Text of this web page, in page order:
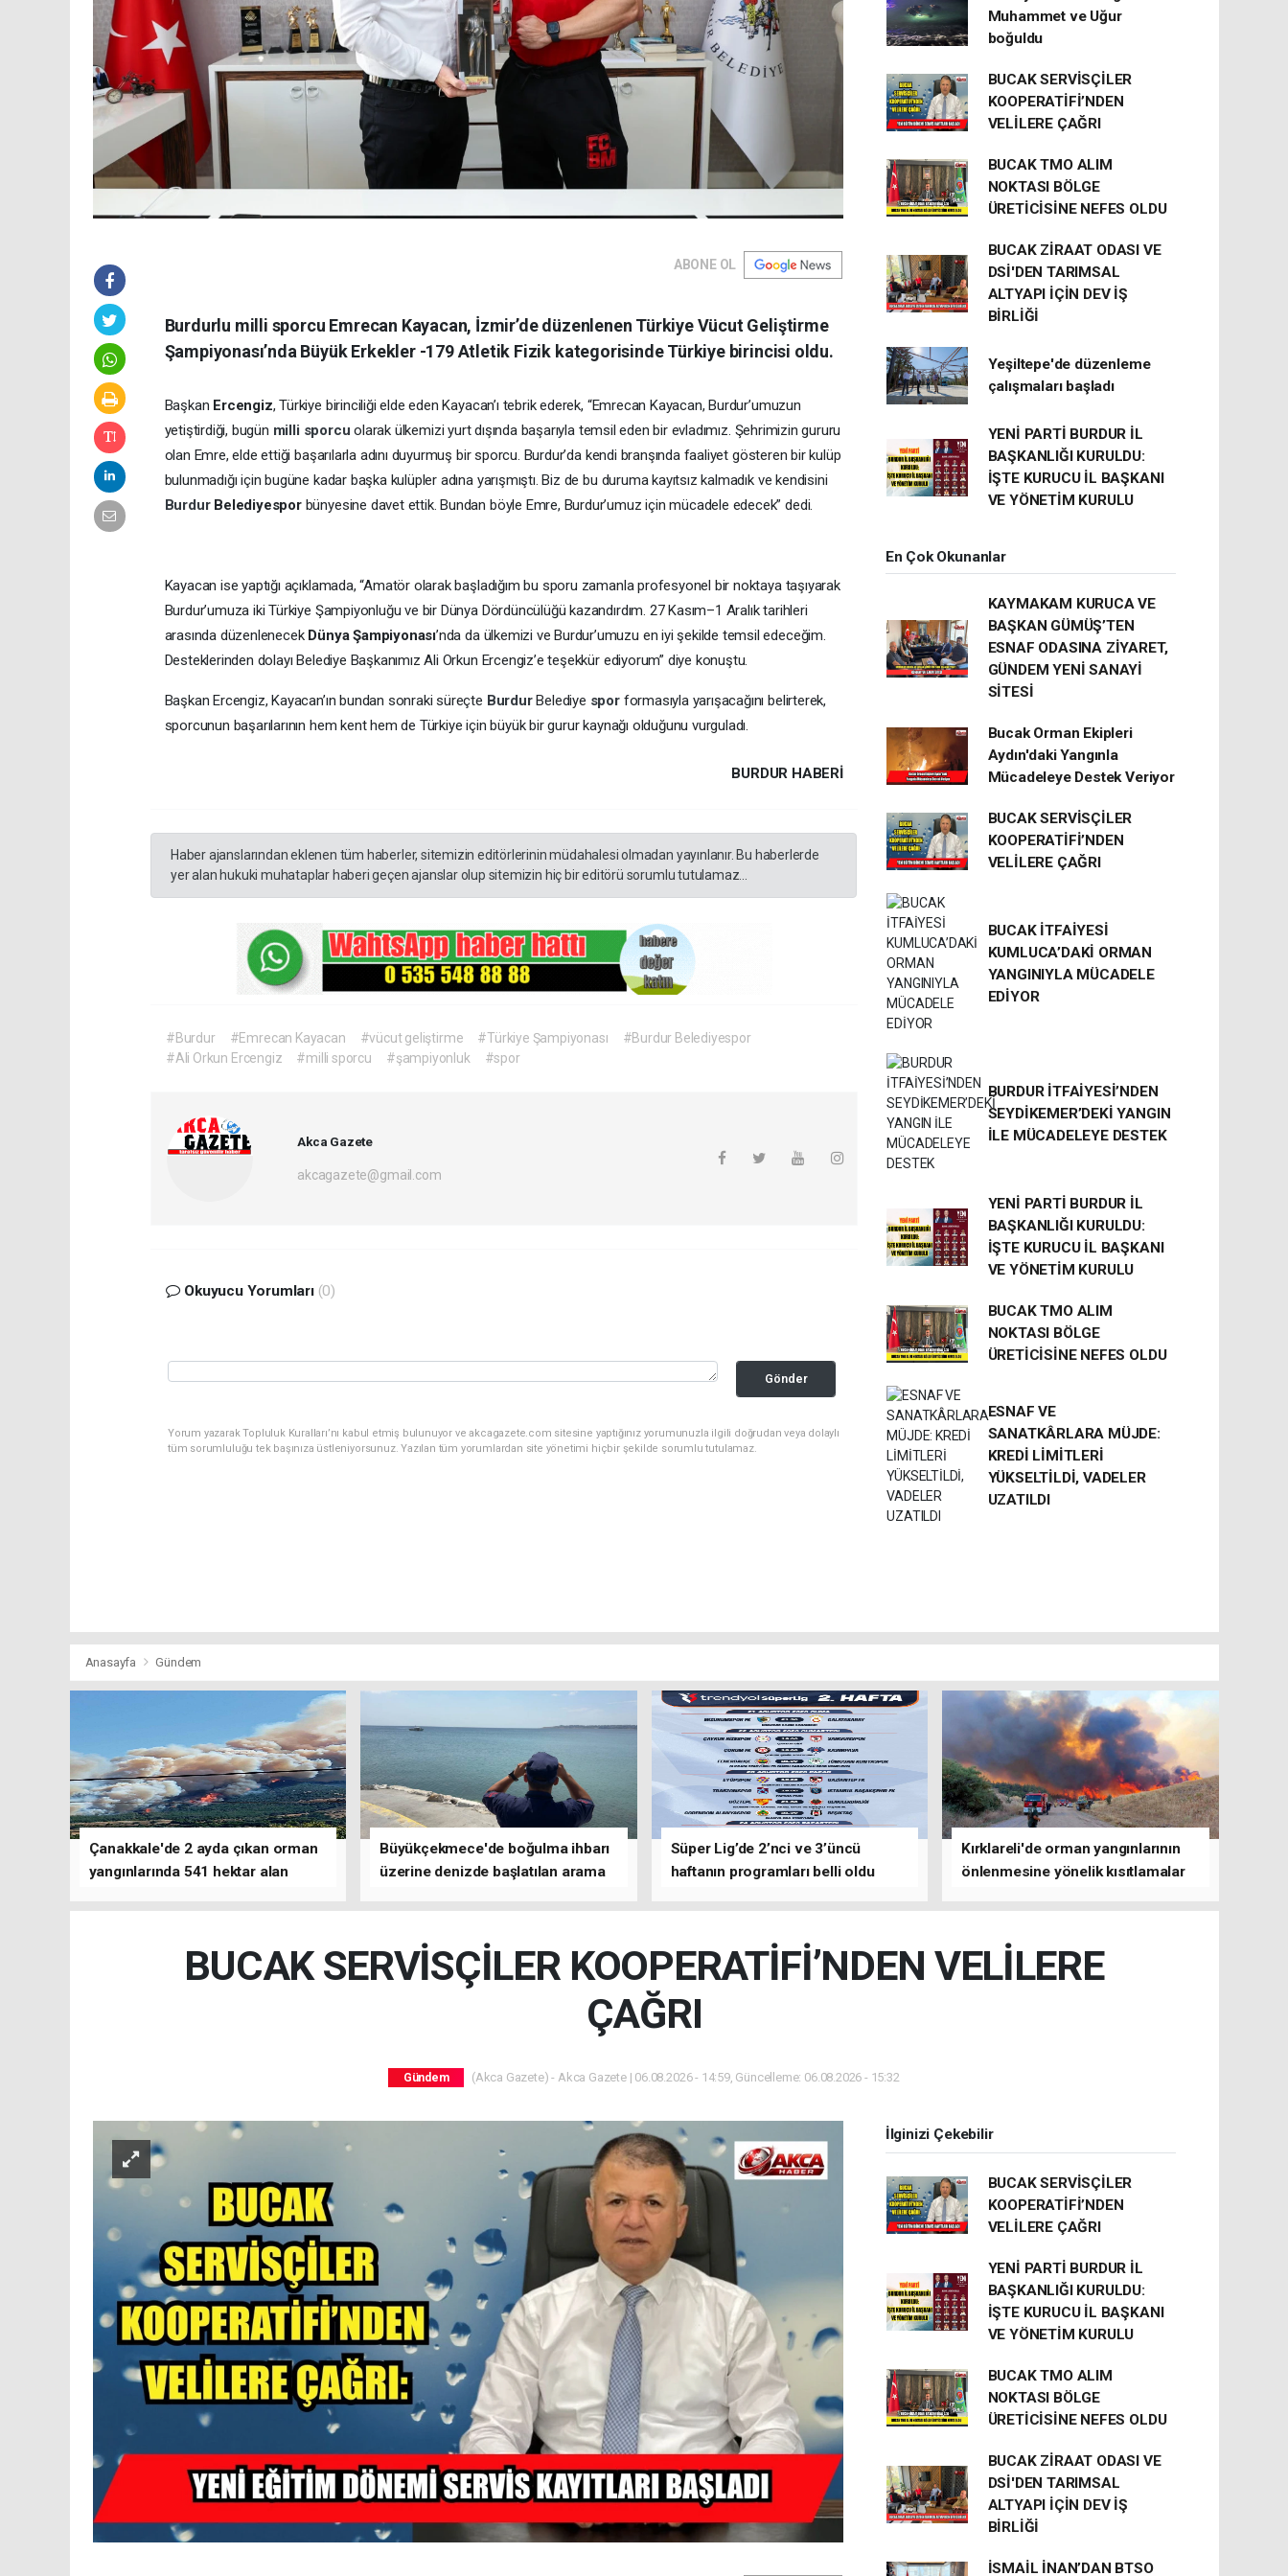
ABONE OL
Burdurlu milli sporcu Emrecan Kayacan, İzmir’de düzenlenen Türkiye Vücut Geliştirme
Şampiyonası’nda Büyük Erkekler -179 Atletik Fizik kategorisinde Türkiye birincisi oldu.
Başkan Ercengiz, Türkiye birinciliği elde eden Kayacan’ı tebrik ederek, “Emrecan Kayacan, Burdur’umuzun
yetiştirdiği, bugün milli sporcuolarak ülkemizi yurt dışında başarıyla temsil eden bir evladımız. Şehrimizin gururu
olan Emre, elde ettiği başarılarla adını duyurmuş bir sporcu. Burdur’da kendi branşında faaliyet gösteren bir kulüp
bulunmadığı için bugüne kadar başka kulüpler adına yarışmıştı. Biz de bu duruma kayıtsız kalmadık ve kendisini
Burdur Belediyesporbünyesine davet ettik. Bundan böyle Emre, Burdur’umuz için mücadele edecek” dedi.
Kayacan ise yaptığı açıklamada, “Amatör olarak başladığım bu sporu zamanla profesyonel bir noktaya taşıyarak
Burdur’umuza iki Türkiye Şampiyonluğu ve bir Dünya Dördüncülüğü kazandırdım. 27 Kasım–1 Aralık tarihleri
arasında düzenlenecek Dünya Şampiyonası’nda da ülkemizi ve Burdur’umuzu en iyi şekilde temsil edeceğim.
Desteklerinden dolayı Belediye Başkanımız Ali Orkun Ercengiz’e teşekkür ediyorum” diye konuştu.
Başkan Ercengiz, Kayacan’ın bundan sonraki süreçte BurdurBelediye spor formasıyla yarışacağını belirterek,
sporcunun başarılarının hem kent hem de Türkiye için büyük bir gurur kaynağı olduğunu vurguladı.
BURDUR HABERİ
Haber ajanslarından eklenen tüm haberler, sitemizin editörlerinin müdahalesi olmadan yayınlanır. Bu haberlerde
yer alan hukuki muhataplar haberi geçen ajanslar olup sitemizin hiç bir editörü sorumlu tutulamaz...
#Burdur #Emrecan Kayacan #vücut geliştirme #Türkiye Şampiyonası
#Burdur Belediyespor
#Ali Orkun Ercengiz
#milli sporcu #şampiyonluk #spor
Akca Gazete
akcagazete@gmail.com
Okuyucu Yorumları (0)
Gönder
Yorum yazarak Topluluk Kuralları’nı kabul etmiş bulunuyor ve akcagazete.com sitesine yaptığınız yorumunuzla ilgili doğrudan veya dolaylı
tüm sorumluluğu tek başınıza üstleniyorsunuz. Yazılan tüm yorumlardan site yönetimi hiçbir şekilde sorumlu tutulamaz.
Muhammet ve Uğur
boğuldu
BUCAK SERVİSÇİLER
KOOPERATİFİ’NDEN
VELİLERE ÇAĞRI
BUCAK TMO ALIM
NOKTASI BÖLGE
ÜRETİCİSİNE NEFES OLDU
BUCAK ZİRAAT ODASI VE
DSİ'DEN TARIMSAL
ALTYAPI İÇİN DEV İŞ
BİRLİĞİ
Yeşiltepe'de düzenleme
çalışmaları başladı
YENİ PARTİ BURDUR İL
BAŞKANLIĞI KURULDU:
İŞTE KURUCU İL BAŞKANI
VE YÖNETİM KURULU
En Çok Okunanlar
KAYMAKAM KURUCA VE
BAŞKAN GÜMÜŞ’TEN
ESNAF ODASINA ZİYARET,
GÜNDEM YENİ SANAYİ
SİTESİ
Bucak Orman Ekipleri
Aydın'daki Yangınla
Mücadeleye Destek Veriyor
BUCAK SERVİSÇİLER
KOOPERATİFİ’NDEN
VELİLERE ÇAĞRI
BUCAK İTFAİYESİ
KUMLUCA’DAKİ ORMAN
YANGINIYLA MÜCADELE
EDİYOR
BURDUR İTFAİYESİ’NDEN
SEYDİKEMER’DEKİ YANGIN
İLE MÜCADELEYE DESTEK
YENİ PARTİ BURDUR İL
BAŞKANLIĞI KURULDU:
İŞTE KURUCU İL BAŞKANI
VE YÖNETİM KURULU
BUCAK TMO ALIM
NOKTASI BÖLGE
ÜRETİCİSİNE NEFES OLDU
ESNAF VE
SANATKÂRLARA MÜJDE:
KREDİ LİMİTLERİ
YÜKSELTİLDİ, VADELER
UZATILDI
Anasayfa Gündem
Çanakkale'de 2 ayda çıkan orman
yangınlarında 541 hektar alan
Büyükçekmece'de boğulma ihbarı
üzerine denizde başlatılan arama
Süper Lig’de 2’nci ve 3’üncü
haftanın programları belli oldu
Kırklareli'de orman yangınlarının
önlenmesine yönelik kısıtlamalar
BUCAK SERVİSÇİLER KOOPERATİFİ’NDEN VELİLERE
ÇAĞRI
Gündem (Akca Gazete) - Akca Gazete | 06.08.2026 - 14:59, Güncelleme: 06.08.2026 - 15:32
İlginizi Çekebilir
BUCAK SERVİSÇİLER
KOOPERATİFİ’NDEN
VELİLERE ÇAĞRI
YENİ PARTİ BURDUR İL
BAŞKANLIĞI KURULDU:
İŞTE KURUCU İL BAŞKANI
VE YÖNETİM KURULU
BUCAK TMO ALIM
NOKTASI BÖLGE
ÜRETİCİSİNE NEFES OLDU
BUCAK ZİRAAT ODASI VE
DSİ'DEN TARIMSAL
ALTYAPI İÇİN DEV İŞ
BİRLİĞİ
İSMAİL İNAN’DAN BTSO